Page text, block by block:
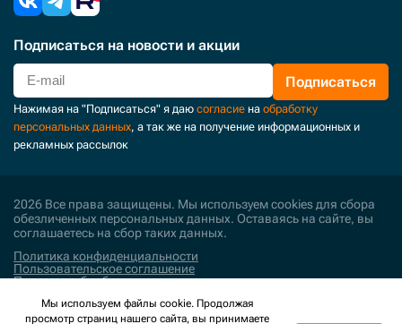
Подписаться на новости и акции
Подписаться
Нажимая на "Подписаться" я даю согласие на обработку
персональных данных, а так же на получение информационных и
рекламных рассылок
2026 Все права защищены. Мы используем cookies для сбора
обезличенных персональных данных. Оставаясь на сайте, вы
соглашаетесь на сбор таких данных.
Политика конфиденциальности
Пользовательское соглашение
Политика обработки персональных данных
Поддержка и развитие
Мы используем файлы cookie. Продолжая
просмотр страниц нашего сайта, вы принимаете